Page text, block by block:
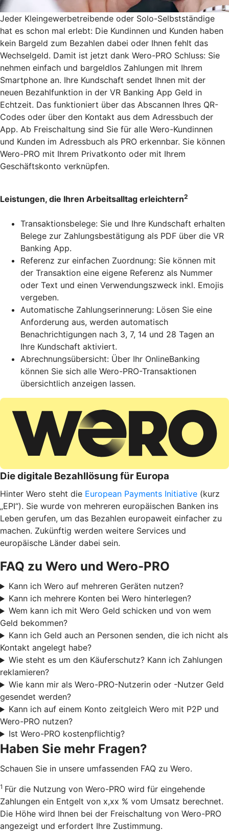
Jeder Kleingewerbetreibende oder Solo-Selbstständige
hat es schon mal erlebt: Die Kundinnen und Kunden haben
kein Bargeld zum Bezahlen dabei oder Ihnen fehlt das
Wechselgeld. Damit ist jetzt dank Wero-PRO Schluss: Sie
nehmen einfach und bargeldlos Zahlungen mit Ihrem
Smartphone an. Ihre Kundschaft sendet Ihnen mit der
neuen Bezahlfunktion in der VR Banking App Geld in
Echtzeit. Das funktioniert über das Abscannen Ihres QR-
Codes oder über den Kontakt aus dem Adressbuch der
App. Ab Freischaltung sind Sie für alle Wero-Kundinnen
und Kunden im Adressbuch als PRO erkennbar. Sie können
Wero-PRO mit Ihrem Privatkonto oder mit Ihrem
Geschäftskonto verknüpfen.
Leistungen, die Ihren Arbeitsalltag erleichtern2
Transaktionsbelege: Sie und Ihre Kundschaft erhalten
Belege zur Zahlungsbestätigung als PDF über die VR
Banking App.
Referenz zur einfachen Zuordnung: Sie können mit
der Transaktion eine eigene Referenz als Nummer
oder Text und einen Verwendungszweck inkl. Emojis
vergeben.
Automatische Zahlungserinnerung: Lösen Sie eine
Anforderung aus, werden automatisch
Benachrichtigungen nach 3, 7, 14 und 28 Tagen an
Ihre Kundschaft aktiviert.
Abrechnungsübersicht: Über Ihr OnlineBanking
können Sie sich alle Wero-PRO-Transaktionen
übersichtlich anzeigen lassen.
Die digitale Bezahllösung für Europa
Hinter Wero steht die European Payments Initiative (kurz
„EPI“). Sie wurde von mehreren europäischen Banken ins
Leben gerufen, um das Bezahlen europaweit einfacher zu
machen. Zukünftig werden weitere Services und
europäische Länder dabei sein.
FAQ zu Wero und Wero-PRO
Kann ich Wero auf mehreren Geräten nutzen?
Kann ich mehrere Konten bei Wero hinterlegen?
Wem kann ich mit Wero Geld schicken und von wem
Geld bekommen?
Kann ich Geld auch an Personen senden, die ich nicht als
Kontakt angelegt habe?
Wie steht es um den Käuferschutz? Kann ich Zahlungen
reklamieren?
Wie kann mir als Wero-PRO-Nutzerin oder -Nutzer Geld
gesendet werden?
Kann ich auf einem Konto zeitgleich Wero mit P2P und
Wero-PRO nutzen?
Ist Wero-PRO kostenpflichtig?
Haben Sie mehr Fragen?
Schauen Sie in unsere umfassenden FAQ zu Wero.
1 Für die Nutzung von Wero-PRO wird für eingehende
Zahlungen ein Entgelt von x,xx % vom Umsatz berechnet.
Die Höhe wird Ihnen bei der Freischaltung von Wero-PRO
angezeigt und erfordert Ihre Zustimmung.